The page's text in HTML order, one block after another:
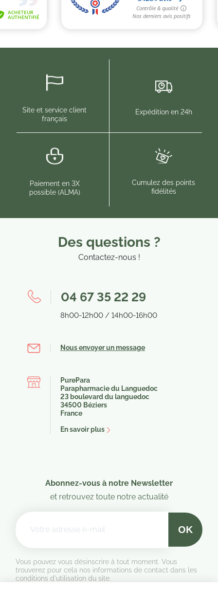
Site et service client
français
Expédition en 24h
Paiement en 3X
possible (ALMA)
Cumulez des points
fidélités
Des questions ?
Contactez-nous !
04 67 35 22 29
8h00-12h00 / 14h00-16h00
Nous envoyer un message
PurePara
Parapharmacie du Languedoc
23 boulevard du languedoc
34500 Béziers
France
En savoir plus
Abonnez-vous à notre Newsletter
et retrouvez toute notre actualité
Vous pouvez vous désinscrire à tout moment. Vous
trouverez pour cela nos informations de contact dans les
conditions d'utilisation du site.